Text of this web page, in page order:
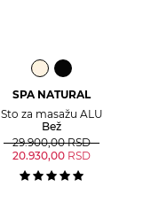
SPA NATURAL
Sto za masažu ALU
Bež
29.900,00 RSD
20.930,00 RSD